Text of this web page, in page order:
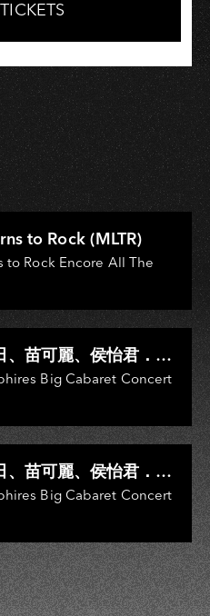
to Rock (MLTR)
to Rock Encore All The
苗可麗、侯怡君．
葉啟田、鳥來嬤-吳
瑞霞、吳淑敏、施文
雅雯、陳孟賢、黃露
Big Cabaret Concert
苗可麗、侯怡君．
葉啟田、鳥來嬤-吳
彩樺、吳淑敏、施文
雅雯、陳孟賢、黃露
Big Cabaret Concert